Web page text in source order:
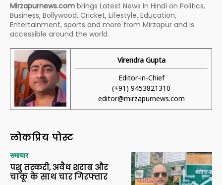
Mirzapurnews.com brings Latest News in Hindi on Politics,
Business, Bollywood, Cricket, Lifestyle, Education,
Entertainment, sports and more from Mirzapur and is
accessible around the world.
Virendra Gupta
Editor-in-Chief
(+91) 9453821310
editor@mirzapurnews.com
लोकप्रिय पोस्ट
समाचार
पशु तस्करी, अवैध शराब और
चाकू के साथ चार गिरफ्तार